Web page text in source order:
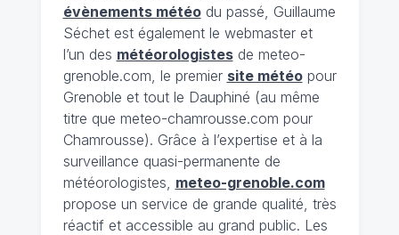
évènements météodu passé, Guillaume
Séchet est également le webmaster et
l’un des météorologistesde meteo-
grenoble.com, le premier site météopour
Grenoble et tout le Dauphiné (au même
titre que meteo-chamrousse.com pour
Chamrousse). Grâce à l’expertise et à la
surveillance quasi-permanente de
météorologistes, meteo-grenoble.com
propose un service de grande qualité, très
réactif et accessible au grand public. Les